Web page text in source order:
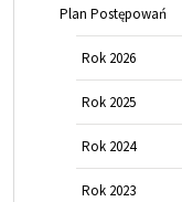
Plan Postępowań
Rok 2026
Rok 2025
Rok 2024
Rok 2023